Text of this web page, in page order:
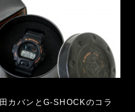
カバンとG-SHOCKのコラ